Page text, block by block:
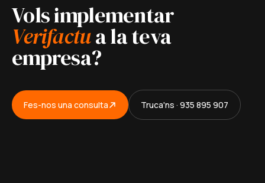
Vols implementar
Verifactua la teva
empresa?
Fes-nos una consulta Truca'ns · 935 895 907